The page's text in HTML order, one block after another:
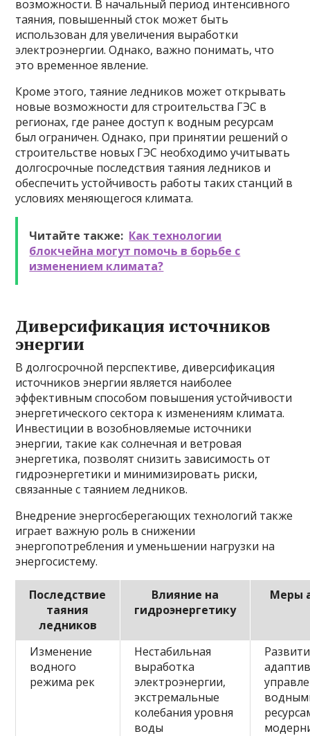
возможности. В начальный период интенсивного
таяния, повышенный сток может быть
использован для увеличения выработки
электроэнергии. Однако, важно понимать, что
это временное явление.
Кроме этого, таяние ледников может открывать
новые возможности для строительства ГЭС в
регионах, где ранее доступ к водным ресурсам
был ограничен. Однако, при принятии решений о
строительстве новых ГЭС необходимо учитывать
долгосрочные последствия таяния ледников и
обеспечить устойчивость работы таких станций в
условиях меняющегося климата.
Читайте также: Как технологии
блокчейна могут помочь в борьбе с
изменением климата?
Диверсификация источников
энергии
В долгосрочной перспективе, диверсификация
источников энергии является наиболее
эффективным способом повышения устойчивости
энергетического сектора к изменениям климата.
Инвестиции в возобновляемые источники
энергии, такие как солнечная и ветровая
энергетика, позволят снизить зависимость от
гидроэнергетики и минимизировать риски,
связанные с таянием ледников.
Внедрение энергосберегающих технологий также
играет важную роль в снижении
энергопотребления и уменьшении нагрузки на
энергосистему.
Последствие
таяния
ледников
Влияние на
гидроэнергетику
Меры
Изменение
водного
режима рек
Нестабильная
выработка
электроэнергии,
экстремальные
колебания уровня
воды